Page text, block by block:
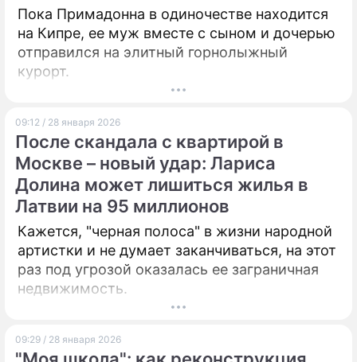
Пока Примадонна в одиночестве находится
на Кипре, ее муж вместе с сыном и дочерью
отправился на элитный горнолыжный
курорт.
09:12 / 28 января 2026
После скандала с квартирой в
Москве – новый удар: Лариса
Долина может лишиться жилья в
Латвии на 95 миллионов
Кажется, "черная полоса" в жизни народной
артистки и не думает заканчиваться, на этот
раз под угрозой оказалась ее заграничная
недвижимость.
09:29 / 28 января 2026